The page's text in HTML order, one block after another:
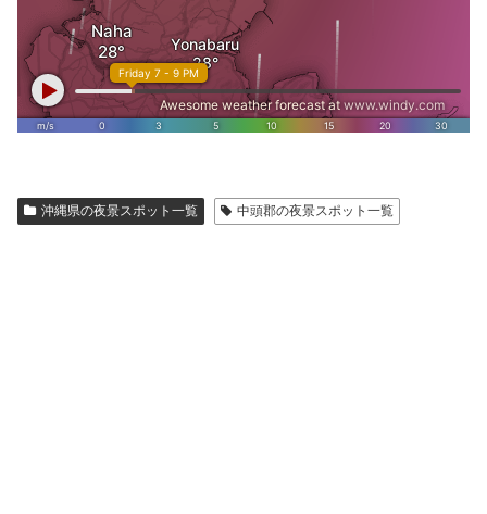
沖縄県の夜景スポット一覧 中頭郡の夜景スポット一覧